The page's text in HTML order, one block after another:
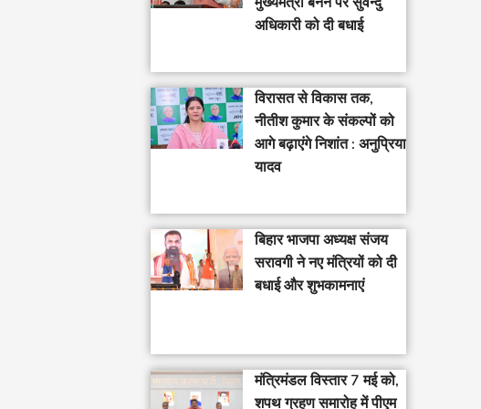
अधिकारी को दी बधाई
विरासत से विकास तक,
नीतीश कुमार के संकल्पों को
आगे बढ़ाएंगे निशांत : अनुप्रिया
यादव
बिहार भाजपा अध्यक्ष संजय
सरावगी ने नए मंत्रियों को दी
बधाई और शुभकामनाएं
मंत्रिमंडल विस्तार 7 मई को,
शपथ ग्रहण समारोह में पीएम